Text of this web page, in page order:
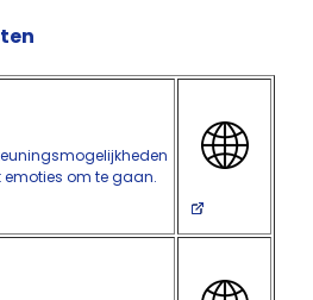
emoties om te gaan.